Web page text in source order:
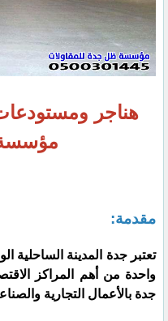
هناجر
مقدمة:
تعتبر جدة المدينة الساحلية
واحدة من أهم المراكز
جدة بالأعمال التجارية